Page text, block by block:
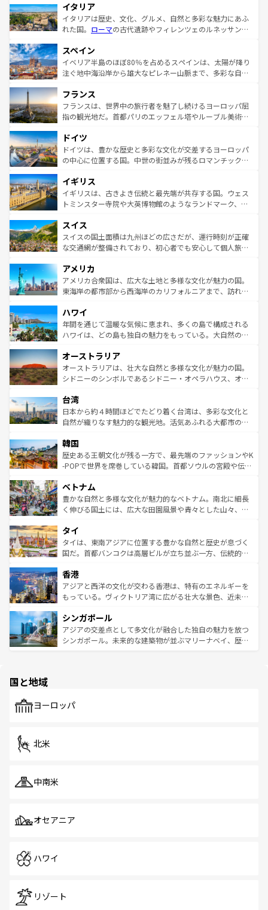
イタリア
イタリアは歴史、文化、グルメ、自然と多彩な魅力にあふ
れた国。 ローマの古代遺跡やフィレンツェのルネッサンス
ろん、トスカーナの美しい田園風景やアマルフィ海岸の絶
景など、自然景観も見逃せない。観光の合間には、本場の
ピザやパスタなど、絶品のイタリア料理を堪能することも
ませてくれるイタリアで、忘れられない旅をしてみよう！
なお、新着のイタリア情報はコンテンツ一覧 を参照してほ
しい。
スペイン
イベリア半島のほぼ80％を占めるスペインは、太陽が降り
注ぐ地中海沿岸から雄大なピレネー山脈まで、多彩な自然
文化が根付くこの国では、情熱的なフラメンコ、熱気あふ
れる闘牛、そして美味しいタパスが生活の一部となってい
る。首都マドリードの洗練された雰囲気や、バルセロナの
の城塞都市、穏やかなビーチリゾートまで多彩な表情を見
せる。地方によって風土や気候が異なるスペインはその個
性で訪れる人を魅了する。 なお、新着のスペイン情報はコ
フランス
フランスは、世界中の旅行者を魅了し続けるヨーロッパ屈
指の観光地だ。首都パリのエッフェル塔やルーブル美術館
で、幅広い魅力が詰まっている。華麗な宮殿、歴史的な大
聖堂、美しいビーチ、そして豊かな自然が、訪れる者を心
から魅了する。また、フランスは美食の国としても知ら
いる。シャンパンの発祥地であるランス、プロヴァンスの
香り高いラベンダー畑など、多彩な楽しみ方が可能だ。さ
らに、パリ以外の地域にも魅力が溢れており、どの街角に
れる地方に足を運ぶとそれぞれで全く異なる文化を体験で
きるだろう。 なお、新着のフランス情報はコンテンツ一覧
を参照してほしい。
ドイツ
ドイツは、豊かな歴史と多彩な文化が交差するヨーロッパ
の中心に位置する国。中世の街並みが残るロマンチック街
顔を持つこの国は、どこを歩いても飽きることがない。ベ
ルリンの文化的活気、バイエルン州のアルプスの絶景、そ
してライン川沿いのワイン畑といった風景は必見。ビール
は、お酒好きな人にはぜひ体験してほしい。 なお、新着の
ドイツ情報はコンテンツ一覧を参照してほしい。
イギリス
イギリスは、古きよき伝統と最先端が共存する国。ウェス
トミンスター寺院や大英博物館のようなランドマーク、歴
リアごとに異なる魅力がある。また、優雅なアフタヌーン
ティー、ビール好きにはたまらない英国パブ、サッカー観
戦など、本場だからこそできる体験も豊富。イギリスを旅
ンツ一覧を参照してほしい。
スイス
スイスの国土面積は九州ほどの広さだが、運行時刻が正確
な交通網が整備されており、初心者でも安心して個人旅行
の建物がそのまま残る町や、スイスならではのユニークな
博物館もあり、アルプス観光だけでなく町歩きも満喫する
ことができる。国民の所得が高いため物価も高いが、旅行
ば市内交通費無料で観光を楽しむこともできる。 なお、新
着のスイス情報はコンテンツ一覧 を参照してほしい。
アメリカ
アメリカ合衆国は、広大な土地と多様な文化が魅力の国。
東海岸の都市部から西海岸のカリフォルニアまで、訪れる
のような巨大都市は、観光、ショッピング、エンターテイ
ンメントが詰まった刺激的なスポットだ。一方、アメリカ
西部には大自然が広がり、グランドキャニオンやイエロー
部のニューオーリンズでは、音楽と美食が融合した独特の
文化が魅力。旅行者はアメリカの各地域で異なる魅力を楽
しみながら、その多様性と豊かな歴史を感じることができ
ならではの贅沢な旅のスタイルだ。 なお、新着のアメリカ
情報はコンテンツ一覧を参照してほしい。
ハワイ
年間を通じて温暖な気候に恵まれ、多くの島で構成される
ハワイは、どの島も独自の魅力をもっている。大自然の神
ワイ島は見逃せない。また、定番の観光地といえばオアフ
島だが、静かな自然を求めるならマウイ島やカウアイ島が
おすすめ。エメラルドグリーンに輝く海をはじめ、豊かな
れるおもてなしの心で訪れる人々を迎えてくれるハワイの
人々、おいしいローカルフードやハワイアンミュージッ
ク、伝統的なフラダンスなど、すべてがハワイの魅力を彩
ワイを、存分に味わってほしい。 なお、新着のハワイ情報
はコンテンツ一覧を参照してほしい。
オーストラリア
オーストラリアは、壮大な自然と多様な文化が魅力の国。
シドニーのシンボルであるシドニー・オペラハウス、オー
リアリーフや大陸中央部にそびえるウルル（エアーズロッ
ク）、タスマニアの美しい原生林やケアンズの熱帯雨林な
ど、見どころがたくさん。また、カフェやワイン、オージ
いる。アクティビティも充実しており、サーフィンやダイ
ビング、ハイキングなど、アウトドア好きにはたまらな
い。オーストラリアの多彩な魅力を存分に味わいつくそ
参照してほしい。
台湾
日本から約４時間ほどでたどり着く台湾は、多彩な文化と
自然が織りなす魅力的な観光地。活気あふれる大都市の台
ン）、静ひつな山岳地帯である台湾東部など、都市の喧騒
と山間の静けさが共存しており、訪れる人に新しい発見と
驚きをもたらしてくれる。また、奥深い台湾の食文化も魅
容にもいいと評判のスイーツなど、バラエティ豊かな料理
が味わえる。 なお、新着の台湾情報は コンテンツ一覧を参
照してほしい。
韓国
歴史ある王朝文化が残る一方で、最先端のファッションやK
-POPで世界を席巻している韓国。首都ソウルの宮殿や伝統
き、地方に足を延ばせば四季折々の自然美を楽しむことが
できる。そして、キムチや焼肉、絶品のストリートフード
まで、さまざまな韓国料理が待っている。夜には、韓国な
リティに包まれながら、韓国の多彩な魅力を心ゆくまで味
わってみてほしい。 なお、新着の韓国情報はコンテンツ一
覧を参照してほしい。
ベトナム
豊かな自然と多様な文化が魅力的なベトナム。南北に細長
く伸びる国土には、広大な田園風景や青々とした山々、世
急速な発展と共に伝統が息づく。ハノイの古い町並みやホ
ーチミン市のフランス統治時代の建物も、独特の雰囲気を
醸し出している。また、バラエティの豊かさとおいしさで
とつ。フォーやバインミー、ベトナムコーヒーなどは、ぜ
ひ現地で味わいたい。どの地域を訪れてもあたたかい人々
が旅行者を迎えてくれるので、きっと忘れられない旅にな
参照してほしい。
タイ
タイは、東南アジアに位置する豊かな自然と歴史が息づく
国だ。首都バンコクは高層ビルが立ち並ぶ一方、伝統的な
の活気が交差している。北部ではチェンマイなどの山岳地
帯で自然と触れ合い、南部ではプーケットやクラビの美し
いビーチでリゾート気分を楽しむことができる。タイ料理
激する。気候は一年中温暖で、どの季節にも異なる楽しみ
が待っている。親しみやすいタイの人々、仏教を中心とし
た文化、そして多様な観光資源が、訪れる旅人を魅了し続
香港
アジアと西洋の文化が交わる香港は、特有のエネルギーを
もっている。ヴィクトリア湾に広がる壮大な景色、近未来
み、どこを訪れても感動するはず。観光スポットが密集し
ており、効率よく見どころを回れるのも魅力。息をのむよ
うな絶景から文化的な体験まで、香港を存分に楽しみ尽く
シンガポール
アジアの交差点として多文化が融合した独自の魅力を放つ
シンガポール。未来的な建築物が並ぶマリーナベイ、歴史
で、ホーカーズは地元の風情を楽しめる外せないスポット
国と地域
ヨーロッパ
北米
中南米
オセアニア
ハワイ
リゾート